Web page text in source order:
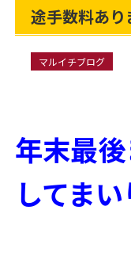
途手数料あり
マルイチブログ
年末最
してま